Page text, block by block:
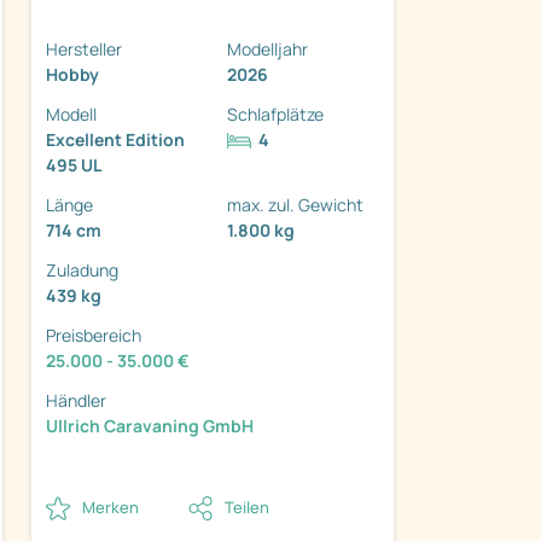
Hersteller
Hobby
Modelljahr
2026
Modell
Excellent Edition
495 UL
Schlafplätze
4
Länge
714 cm
max. zul. Gewicht
1.800 kg
Zuladung
439 kg
Preisbereich
25.000 - 35.000 €
Händler
Ullrich Caravaning GmbH
Merken Teilen